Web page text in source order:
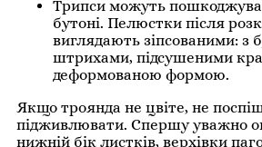
Трипси можуть
бутоні. Пелюстки після
виглядають зіпсованими: з
штрихами, підсушеними
деформованою формою.
Якщо троянда не цвіте, не
підживлювати. Спершу уважно
нижній бік листків, верхівки